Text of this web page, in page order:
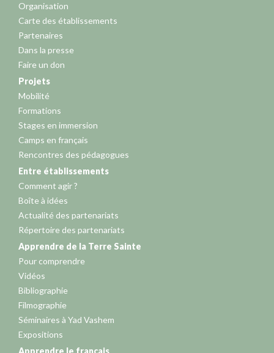
Organisation
Carte des établissements
Partenaires
Dans la presse
Faire un don
Projets
Mobilité
Formations
Stages en immersion
Camps en français
Rencontres des pédagogues
Entre établissements
Comment agir ?
Boîte à idées
Actualité des partenariats
Répertoire des partenariats
Apprendre de la Terre Sainte
Pour comprendre
Vidéos
Bibliographie
Filmographie
Séminaires à Yad Vashem
Expositions